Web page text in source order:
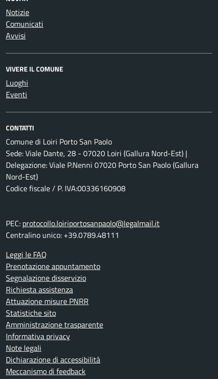
Notizie
Comunicati
Avvisi
VIVERE IL COMUNE
Luoghi
Eventi
CONTATTI
Comune di Loiri Porto San Paolo
Sede: Viale Dante, 28 - 07020 Loiri (Gallura Nord-Est) |
Delegazione: Viale P.Nenni 07020 Porto San Paolo (Gallura
Nord-Est)
Codice fiscale / P. IVA:00336160908
PEC: protocollo.loiriportosanpaolo@legalmail.it
Centralino unico: +39.0789.48111
Leggi le FAQ
Prenotazione appuntamento
Segnalazione disservizio
Richiesta assistenza
Attuazione misure PNRR
Statistiche sito
Amministrazione trasparente
Informativa privacy
Note legali
Dichiarazione di accessibilità
Meccanismo di feedback